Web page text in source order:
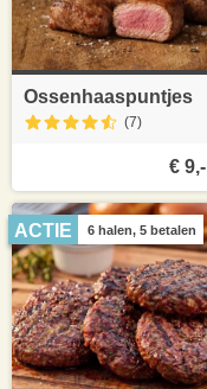
Ossenhaaspuntjes
(7)
€ 9,-
ACTIE 6 halen, 5 betalen